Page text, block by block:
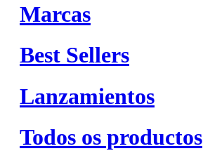
Marcas
Best Sellers
Lanzamientos
Todos os productos